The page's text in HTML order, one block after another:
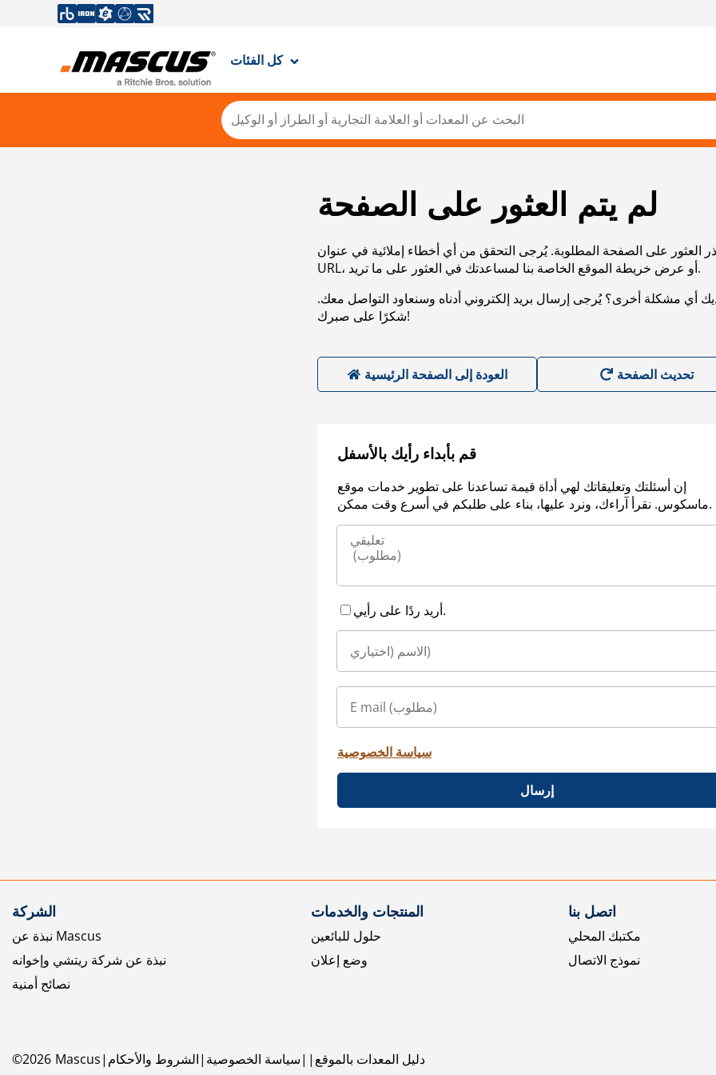
كل الفئات
لم يتم العثور على الصفحة
العثور على الصفحة المطلوبة. يُرجى التحقق من أي أخطاء إملائية في عنوان
URL، أو عرض خريطة الموقع الخاصة بنا لمساعدتك في العثور على ما تريد.
أي مشكلة أخرى؟ يُرجى إرسال بريد إلكتروني أدناه وسنعاود التواصل معك.
شكرًا على صبرك!
العودة إلى الصفحة الرئيسية
قم بأبداء رأيك بالأسفل
إن أسئلتك وتعليقاتك لهي أداة قيمة تساعدنا على تطوير خدمات موقع
ماسكوس. نقرأ آراءك، ونرد عليها، بناء على طلبكم في أسرع وقت ممكن.
أريد ردًا على رأيي.
سياسة الخصوصية
إرسال
الشركة
نبذة عن Mascus
نبذة عن شركة ريتشي وإخوانه
نصائح أمنية
المنتجات والخدمات
حلول للبائعين
وضع إعلان
اتصل بنا
مكتبك المحلي
نموذج الاتصال
©2026 Mascus الشروط والأحكام سياسة الخصوصية دليل المعدات بالموقع